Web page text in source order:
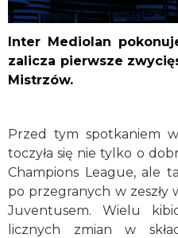
Inter Mediolan
zalicza pierwsze
Mistrzów.
Przed tym spotkaniem
toczyła się nie tylko o
Champions League, ale
po przegranych w zeszły
Juventusem. Wielu
licznych zmian w